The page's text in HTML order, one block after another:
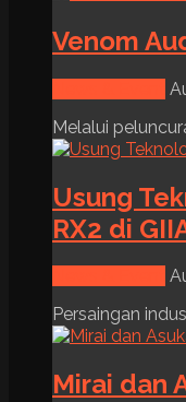
Venom
Melalui
Usung
RX2 di
Persaingan
Mirai dan